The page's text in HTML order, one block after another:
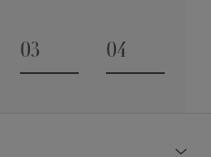
03
04